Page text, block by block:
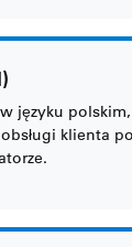
języku
klienta